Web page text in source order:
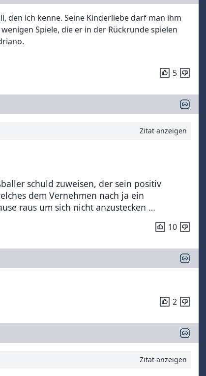
den ich kenne. Seine Kinderliebe darf man ihm
Spiele, die er in der Rückrunde spielen
5
Zitat anzeigen
schuld zuweisen, der sein positiv
dem Vernehmen nach ja ein
raus um sich nicht anzustecken …
10
2
Zitat anzeigen